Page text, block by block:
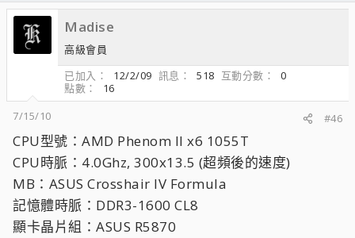
Madise
高級會員
已加入
12/2/09 訊息 518 互動分數
0
點數
16
7/15/10
#46
CPU型號：AMD Phenom II x6 1055T
CPU時脈：4.0Ghz, 300x13.5 (超頻後的速度)
MB：ASUS Crosshair IV Formula
記憶體時脈：DDR3-1600 CL8
顯卡晶片組：ASUS R5870